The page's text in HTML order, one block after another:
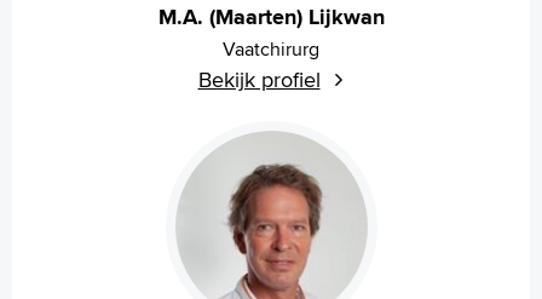
M.A. (Maarten) Lijkwan
Vaatchirurg
Bekijk profiel